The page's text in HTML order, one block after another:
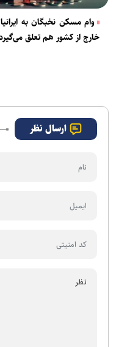
وام مسکن نخبگان به
خارج از کشور هم تعلق
ارسال نظر